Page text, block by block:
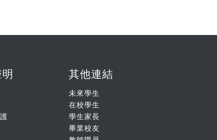
其他連結
未來學生
在校學生
學生家長
畢業校友